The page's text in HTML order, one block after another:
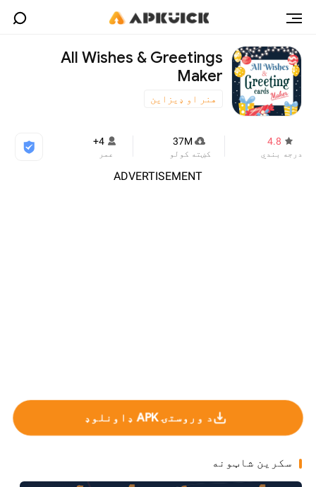
All Wishes & Greetings
Maker
هنر او ډیزاین
4.8
درجه بندي
37M
کښته کولو
4+
عمر
ADVERTISEMENT
د وروستۍ APK ډاونلوډ
سکرین شاټونه